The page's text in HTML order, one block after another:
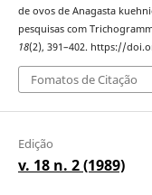
de ovos de Anagasta
pesquisas com
18(2), 391–402. https://
Fomatos de Citação
Edição
v. 18 n. 2 (1989)